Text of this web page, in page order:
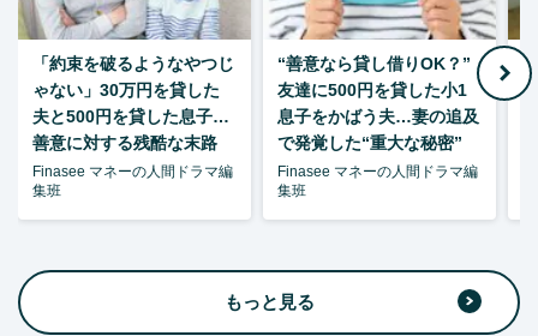
「約束を破るようなやつじ
ゃない」30万円を貸した
夫と500円を貸した息子…
善意に対する残酷な末路
Finasee マネーの人間ドラマ編
集班
“善意なら貸し借りOK？”
友達に500円を貸した小1
息子をかばう夫…妻の追及
で発覚した“重大な秘密”
Finasee マネーの人間ドラマ編
集班
もっと見る